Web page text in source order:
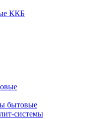
ККБ
бытовые
системы